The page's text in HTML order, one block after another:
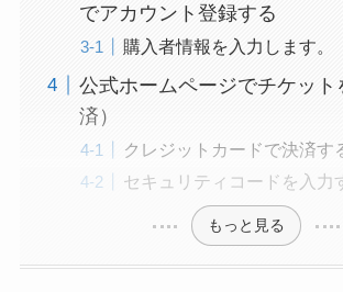
でアカウント登録する
購入者情報を入力します。
公式ホームページでチケット
済）
クレジットカードで決済す
セキュリティコードを入力
もっと見る